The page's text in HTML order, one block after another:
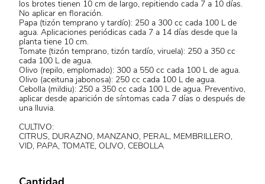
los brotes tienen 10 cm de largo, repitiendo cada 7 a 10 días.
No aplicar en floración.
Papa (tizón temprano y tardío): 250 a 300 cc cada 100 L de
agua. Aplicaciones periódicas cada 7 a 14 días desde que la
planta tiene 10 cm.
Tomate (tizón temprano, tizón tardío, viruela): 250 a 350 cc
cada 100 L de agua.
Olivo (repilo, emplomado): 300 a 550 cc cada 100 L de agua.
Olivo (aceituna jabonosa): 250 cc cada 100 L de agua.
Cebolla (mildiu): 250 a 350 cc cada 100 L de agua. Preventivo,
aplicar desde aparición de síntomas cada 7 días o después de
una lluvia.
CULTIVO:
CITRUS, DURAZNO, MANZANO, PERAL, MEMBRILLERO,
VID, PAPA, TOMATE, OLIVO, CEBOLLA